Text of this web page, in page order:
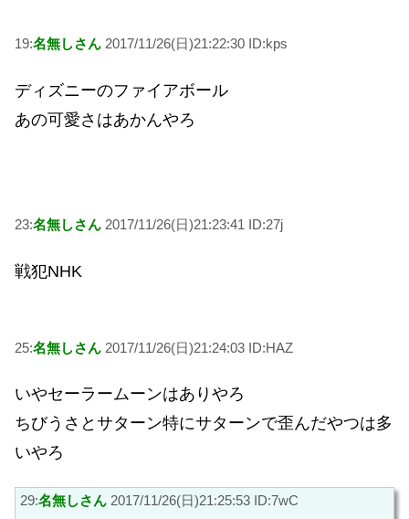
19:名無しさん 2017/11/26(日)21:22:30 ID:kps
ディズニーのファイアボール
あの可愛さはあかんやろ
23:名無しさん 2017/11/26(日)21:23:41 ID:27j
戦犯NHK
25:名無しさん 2017/11/26(日)21:24:03 ID:HAZ
いやセーラームーンはありやろ
ちびうさとサターン特にサターンで歪んだやつは多
いやろ
29:名無しさん 2017/11/26(日)21:25:53 ID:7wC